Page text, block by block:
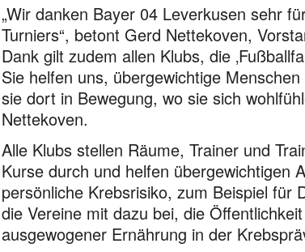
„Wir danken Bayer 04 Leverkusen sehr
Turniers“, betont Gerd Nettekoven,
Dank gilt zudem allen Klubs, die
Sie helfen uns, übergewichtige
sie dort in Bewegung, wo sie sich
Nettekoven.
Alle Klubs stellen Räume, Trainer und
Kurse durch und helfen übergewichtigen
persönliche Krebsrisiko, zum Beispiel für
die Vereine mit dazu bei, die
ausgewogener Ernährung in der